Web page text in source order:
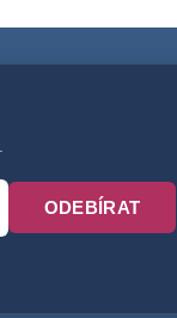
ODEBÍRAT